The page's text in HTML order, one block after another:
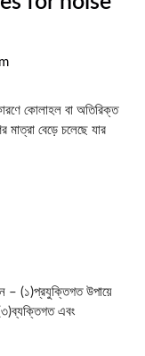
কোলাহল বা অতিরিক্ত
মাত্রা বেড়ে চলেছে যার
– (১)প্রযুক্তিগত উপায়ে
(৩)ব্যক্তিগত এবং